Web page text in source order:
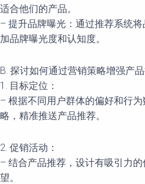
适合他们的产品。
– 提升品牌曝光：通过推荐系统
加品牌曝光度和认知度。
B. 探讨如何通过营销策略增强产
1. 目标定位：
– 根据不同用户群体的偏好和行
略，精准推送产品推荐。
2. 促销活动：
– 结合产品推荐，设计有吸引力
望。